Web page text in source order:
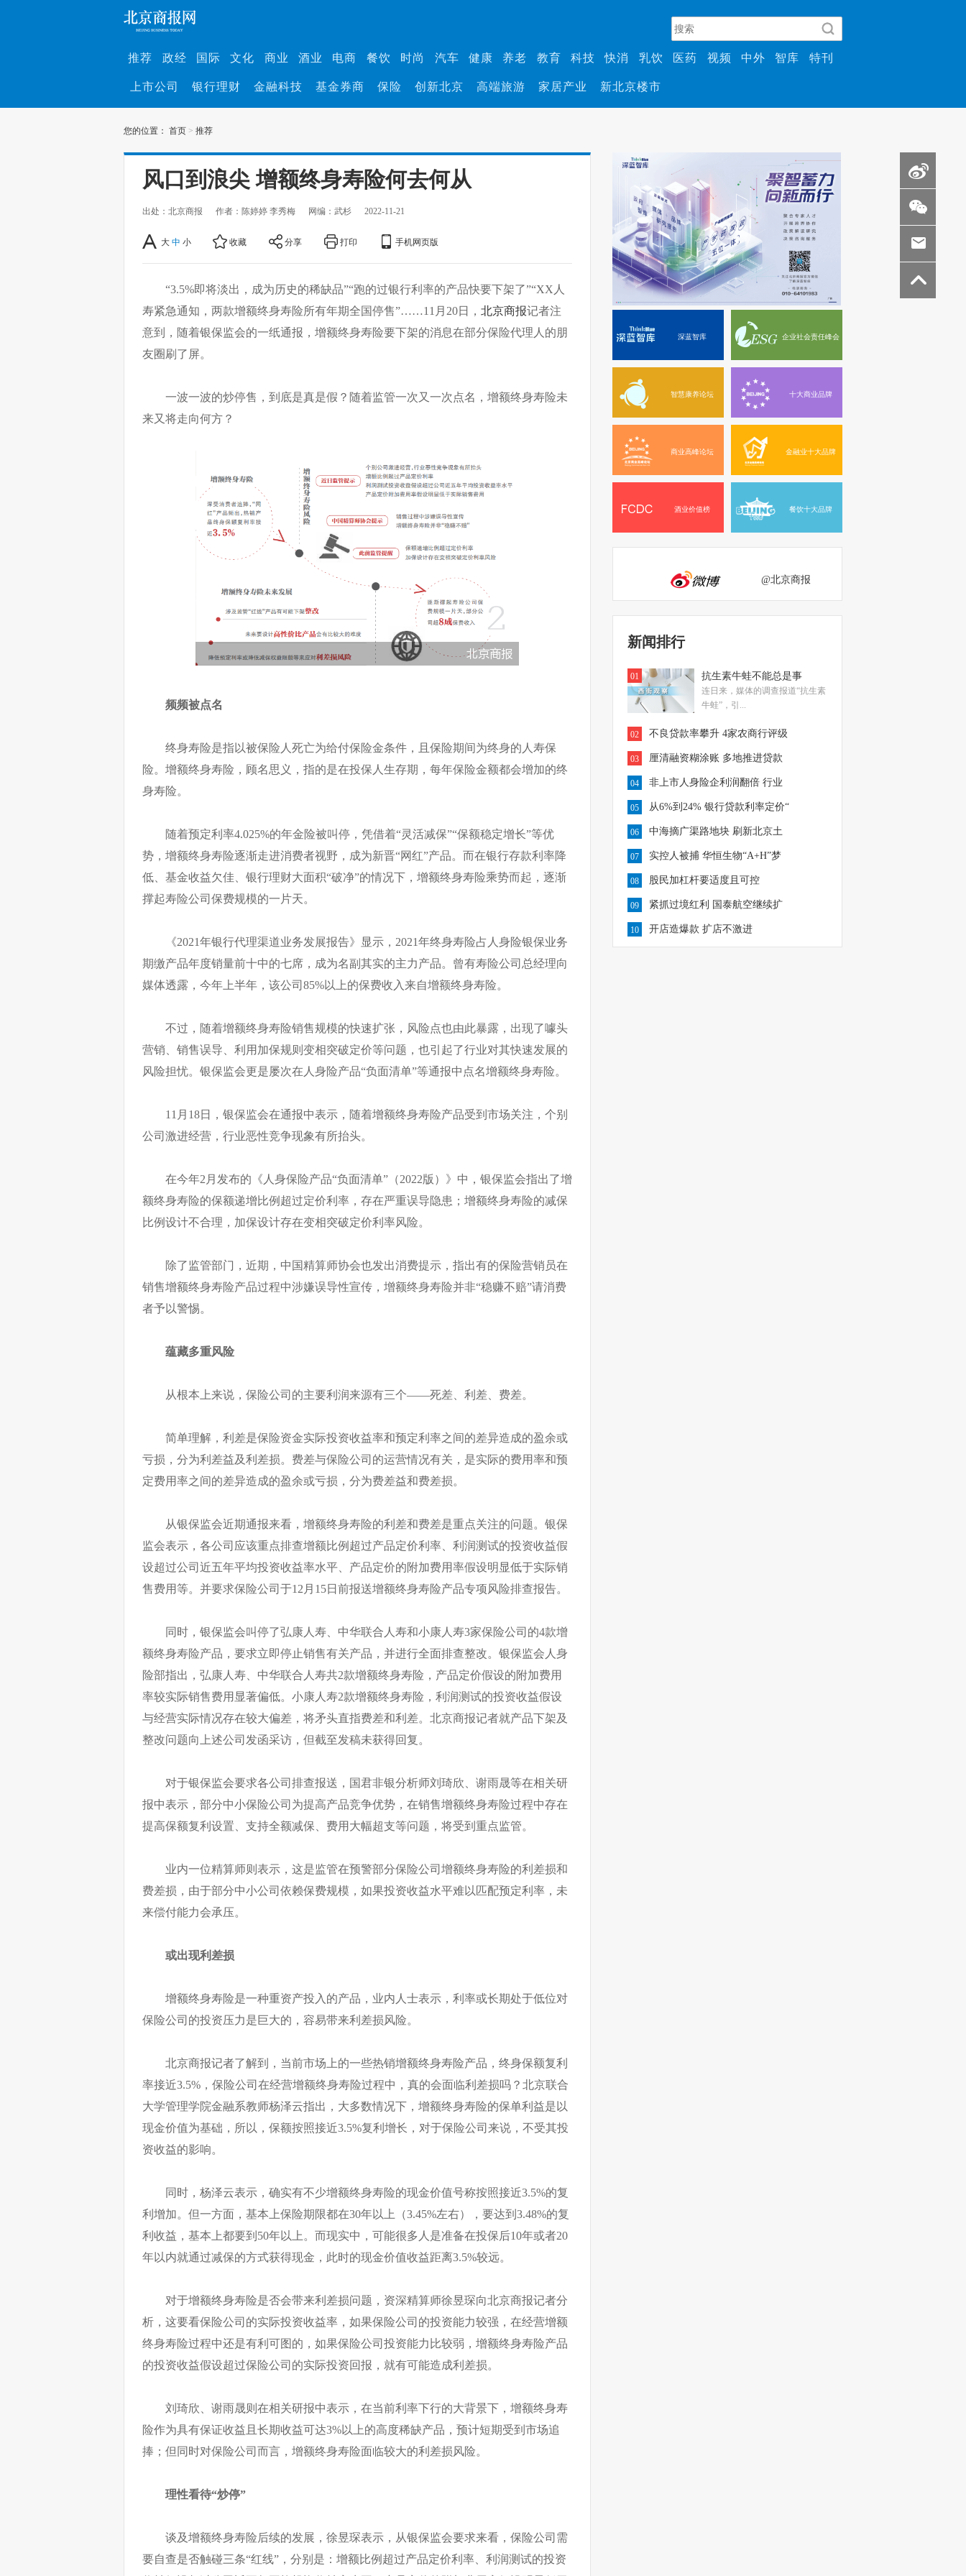
推荐 政经 国际 文化 商业 酒业 电商 餐饮 时尚 汽车 健康 养老 教育 科技 快消 乳饮 医药 视频 中外 智库 特刊
上市公司 银行理财 金融科技 基金券商 保险 创新北京 高端旅游 家居产业 新北京楼市
您的位置： 首页 > 推荐
风口到浪尖 增额终身寿险何去何从
出处：北京商报 作者：陈婷婷 李秀梅 网编：武杉 2022-11-21
大 中 小 收藏 分享 打印 手机网页版
“3.5%即将淡出，成为历史的稀缺品”“跑的过银行利率的产品快要下架了”“XX人
寿紧急通知，两款增额终身寿险所有年期全国停售”……11月20日， 北京商报记者注
意到，随着银保监会的一纸通报，增额终身寿险要下架的消息在部分保险代理人的朋
友圈刷了屏。
一波一波的炒停售，到底是真是假？随着监管一次又一次点名，增额终身寿险未
来又将走向何方？
频频被点名
终身寿险是指以被保险人死亡为给付保险金条件，且保险期间为终身的人寿保
险。增额终身寿险，顾名思义，指的是在投保人生存期，每年保险金额都会增加的终
身寿险。
随着预定利率4.025%的年金险被叫停，凭借着“灵活减保”“保额稳定增长”等优
势，增额终身寿险逐渐走进消费者视野，成为新晋“网红”产品。而在银行存款利率降
低、基金收益欠佳、银行理财大面积“破净”的情况下，增额终身寿险乘势而起，逐渐
撑起寿险公司保费规模的一片天。
《2021年银行代理渠道业务发展报告》显示，2021年终身寿险占人身险银保业务
期缴产品年度销量前十中的七席，成为名副其实的主力产品。曾有寿险公司总经理向
媒体透露，今年上半年，该公司85%以上的保费收入来自增额终身寿险。
不过，随着增额终身寿险销售规模的快速扩张，风险点也由此暴露，出现了噱头
营销、销售误导、利用加保规则变相突破定价等问题，也引起了行业对其快速发展的
风险担忧。银保监会更是屡次在人身险产品“负面清单”等通报中点名增额终身寿险。
11月18日，银保监会在通报中表示，随着增额终身寿险产品受到市场关注，个别
公司激进经营，行业恶性竞争现象有所抬头。
在今年2月发布的《人身保险产品“负面清单”（2022版）》中，银保监会指出了增
额终身寿险的保额递增比例超过定价利率，存在严重误导隐患；增额终身寿险的减保
比例设计不合理，加保设计存在变相突破定价利率风险。
除了监管部门，近期，中国精算师协会也发出消费提示，指出有的保险营销员在
销售增额终身寿险产品过程中涉嫌误导性宣传，增额终身寿险并非“稳赚不赔”请消费
者予以警惕。
蕴藏多重风险
从根本上来说，保险公司的主要利润来源有三个——死差、利差、费差。
简单理解，利差是保险资金实际投资收益率和预定利率之间的差异造成的盈余或
亏损，分为利差益及利差损。费差与保险公司的运营情况有关，是实际的费用率和预
定费用率之间的差异造成的盈余或亏损，分为费差益和费差损。
从银保监会近期通报来看，增额终身寿险的利差和费差是重点关注的问题。银保
监会表示，各公司应该重点排查增额比例超过产品定价利率、利润测试的投资收益假
设超过公司近五年平均投资收益率水平、产品定价的附加费用率假设明显低于实际销
售费用等。并要求保险公司于12月15日前报送增额终身寿险产品专项风险排查报告。
同时，银保监会叫停了弘康人寿、中华联合人寿和小康人寿3家保险公司的4款增
额终身寿险产品，要求立即停止销售有关产品，并进行全面排查整改。银保监会人身
险部指出，弘康人寿、中华联合人寿共2款增额终身寿险，产品定价假设的附加费用
率较实际销售费用显著偏低。小康人寿2款增额终身寿险，利润测试的投资收益假设
与经营实际情况存在较大偏差，将矛头直指费差和利差。北京商报记者就产品下架及
整改问题向上述公司发函采访，但截至发稿未获得回复。
对于银保监会要求各公司排查报送，国君非银分析师刘琦欣、谢雨晟等在相关研
报中表示，部分中小保险公司为提高产品竞争优势，在销售增额终身寿险过程中存在
提高保额复利设置、支持全额减保、费用大幅超支等问题，将受到重点监管。
业内一位精算师则表示，这是监管在预警部分保险公司增额终身寿险的利差损和
费差损，由于部分中小公司依赖保费规模，如果投资收益水平难以匹配预定利率，未
来偿付能力会承压。
或出现利差损
增额终身寿险是一种重资产投入的产品，业内人士表示，利率或长期处于低位对
保险公司的投资压力是巨大的，容易带来利差损风险。
北京商报记者了解到，当前市场上的一些热销增额终身寿险产品，终身保额复利
率接近3.5%，保险公司在经营增额终身寿险过程中，真的会面临利差损吗？北京联合
大学管理学院金融系教师杨泽云指出，大多数情况下，增额终身寿险的保单利益是以
现金价值为基础，所以，保额按照接近3.5%复利增长，对于保险公司来说，不受其投
资收益的影响。
同时，杨泽云表示，确实有不少增额终身寿险的现金价值号称按照接近3.5%的复
利增加。但一方面，基本上保险期限都在30年以上（3.45%左右），要达到3.48%的复
利收益，基本上都要到50年以上。而现实中，可能很多人是准备在投保后10年或者20
年以内就通过减保的方式获得现金，此时的现金价值收益距离3.5%较远。
对于增额终身寿险是否会带来利差损问题，资深精算师徐昱琛向北京商报记者分
析，这要看保险公司的实际投资收益率，如果保险公司的投资能力较强，在经营增额
终身寿险过程中还是有利可图的，如果保险公司投资能力比较弱，增额终身寿险产品
的投资收益假设超过保险公司的实际投资回报，就有可能造成利差损。
刘琦欣、谢雨晟则在相关研报中表示，在当前利率下行的大背景下，增额终身寿
险作为具有保证收益且长期收益可达3%以上的高度稀缺产品，预计短期受到市场追
捧；但同时对保险公司而言，增额终身寿险面临较大的利差损风险。
理性看待“炒停”
谈及增额终身寿险后续的发展，徐昱琛表示，从银保监会要求来看，保险公司需
要自查是否触碰三条“红线”，分别是：增额比例超过产品定价利率、利润测试的投资
深蓝智库 企业社会责任峰会
智慧康养论坛 十大商业品牌
商业高峰论坛 金融业十大品牌
酒业价值榜 餐饮十大品牌
@北京商报
新闻排行
01 抗生素牛蛙不能总是事
连日来，媒体的调查报道“抗生素
牛蛙”，引...
02 不良贷款率攀升 4家农商行评级
03 厘清融资糊涂账 多地推进贷款
04 非上市人身险企利润翻倍 行业
05 从6%到24% 银行贷款利率定价“
06 中海摘广渠路地块 刷新北京土
07 实控人被捕 华恒生物“A+H”梦
08 股民加杠杆要适度且可控
09 紧抓过境红利 国泰航空继续扩
10 开店造爆款 扩店不激进